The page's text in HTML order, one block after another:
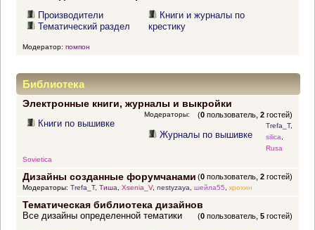
Производители
Тематический раздел
Книги и журналы по
крестику
Модератор: помпон
Библиотека
Электронные книги, журналы и выкройки
(0 пользователь,2 гостей)
Книги по вышивке
Журналы по вышивке
Модераторы:
Trefa_T,
silica,
Rusa
Sovietica
Дизайны созданные форумчанами (0 пользователь,2 гостей)
Модераторы: Trefa_T, Тиша, Xsenia_V, nestyzaya, шейла55, крохин
Тематическая библиотека дизайнов
(0 пользователь,5 гостей)
Все дизайны определенной тематики